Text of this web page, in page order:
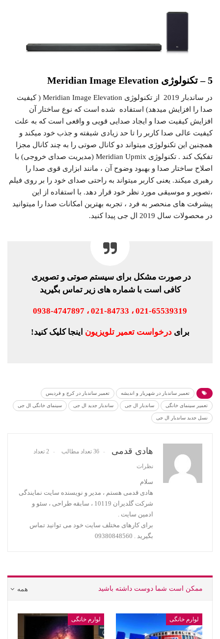
5 – تکنولوژی Meridian Image Elevation
در ساندبار 2019 از تکنولوژی Meridian Image Elevation ( کیفیت
صدا را افزایش میدهد) استفاده شده است که نوع ساختار آن
افزایش کیفیت صدا و ایجاد صدایی قویی و واقعی است که به علت
کیفیت عالی صدا کاربر را تا حد زیادی شیفته و جذب خود میکند و
همچنین این تکنولوژی میتواند دو کانال صوتی را به چند کانال مجزا
تفکیک کند . تکنولوژی Meridian Upmix (مدیریت صدای خروجی) با
اصلاح ساختار صدا و بهبود وضوح آن ، مانند ابزاری قوی صدا را
رهبری میکند. یعنی کاربر میتواند به راحتی صدای خود را بر روی فیلم
،تصویر و موسیقی مورد نظر خود قرار دهد. با استفاده از این
پیشرفت های منحصر به فرد ، تجربه بهترین امکانات صدا را میتوانید
در محصولات سال 2019 ال جی پیدا کنید.
در صورت مشکل برای سیستم صوتی و تصویری
کافی است با شماره های زیر تماس بگیرید
021-65539319 ، 021-84733 ، 0938-4747897
برایدرخواست تعمیر تلویزیون اینجا کلیک کنید!
تعمیر ساندبار در شهریار و اندیشه تعمیر ساندبار در کرج و فردیس
تعمیر سینمای خانگی ساندبار ال جی ساندبار جدید ال جی سینمای خانگی ال جی
نسل جدید ساندبار ال جی
هادی قدمی 36 تعداد مطالب 2 تعداد
نظرات
سلام
هادی قدمی هستم ، مدیر و نویسنده سایت نمایندگی
شرکت گلدیران 10119 ، سابقه طراحی ، سئو و
ادمین سایت .
برای کارهای مختلف سایت خود می توانید تماس
بگیرید . 09380848560
همه ممکن است شما دوست داشته باشید
لوارم خانگی لوارم خانگی